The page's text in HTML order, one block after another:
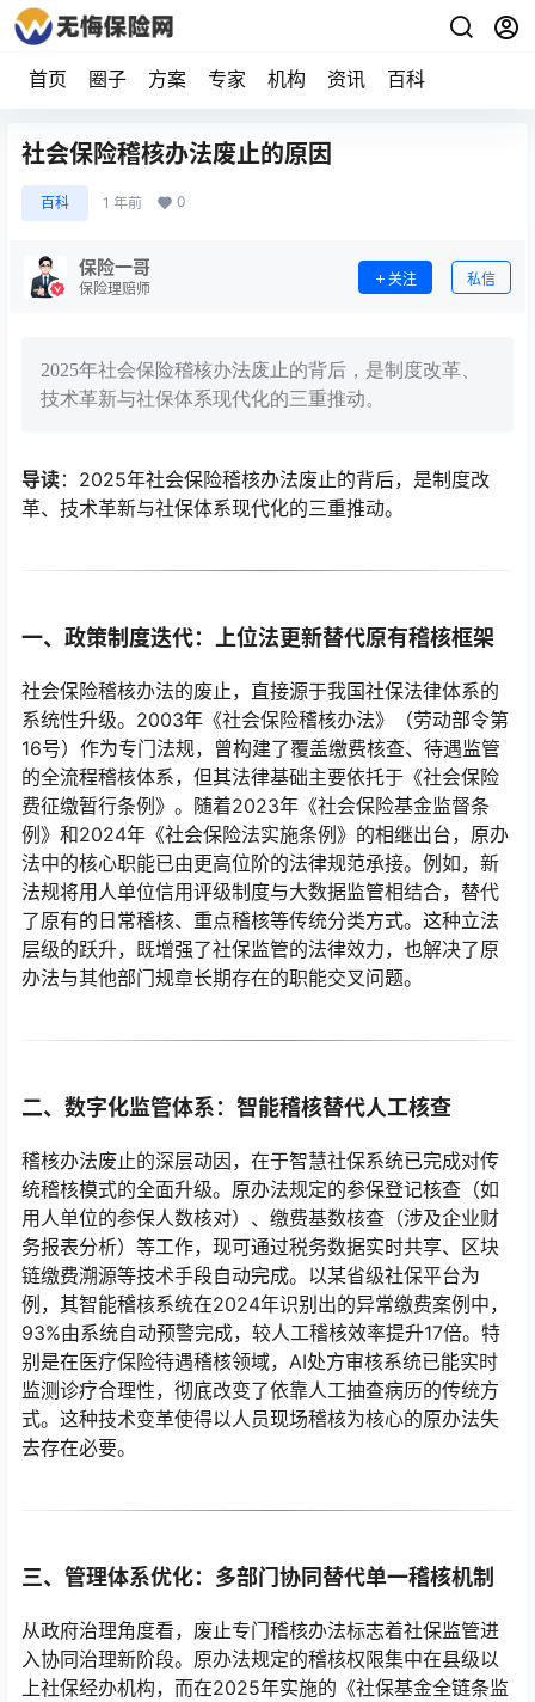
首页 圈子 方案 专家 机构 资讯 百科
社会保险稽核办法废止的原因
百科 1 年前 0
保险一哥
保险理赔师
关注 私信
2025年社会保险稽核办法废止的背后，是制度改革、
技术革新与社保体系现代化的三重推动。
导读：2025年社会保险稽核办法废止的背后，是制度改
革、技术革新与社保体系现代化的三重推动。
一、政策制度迭代：上位法更新替代原有稽核框架
社会保险稽核办法的废止，直接源于我国社保法律体系的
系统性升级。2003年《社会保险稽核办法》（劳动部令第
16号）作为专门法规，曾构建了覆盖缴费核查、待遇监管
的全流程稽核体系，但其法律基础主要依托于《社会保险
费征缴暂行条例》。随着2023年《社会保险基金监督条
例》和2024年《社会保险法实施条例》的相继出台，原办
法中的核心职能已由更高位阶的法律规范承接。例如，新
法规将用人单位信用评级制度与大数据监管相结合，替代
了原有的日常稽核、重点稽核等传统分类方式。这种立法
层级的跃升，既增强了社保监管的法律效力，也解决了原
办法与其他部门规章长期存在的职能交叉问题。
二、数字化监管体系：智能稽核替代人工核查
稽核办法废止的深层动因，在于智慧社保系统已完成对传
统稽核模式的全面升级。原办法规定的参保登记核查（如
用人单位的参保人数核对）、缴费基数核查（涉及企业财
务报表分析）等工作，现可通过税务数据实时共享、区块
链缴费溯源等技术手段自动完成。以某省级社保平台为
例，其智能稽核系统在2024年识别出的异常缴费案例中，
93%由系统自动预警完成，较人工稽核效率提升17倍。特
别是在医疗保险待遇稽核领域，AI处方审核系统已能实时
监测诊疗合理性，彻底改变了依靠人工抽查病历的传统方
式。这种技术变革使得以人员现场稽核为核心的原办法失
去存在必要。
三、管理体系优化：多部门协同替代单一稽核机制
从政府治理角度看，废止专门稽核办法标志着社保监管进
入协同治理新阶段。原办法规定的稽核权限集中在县级以
上社保经办机构，而在2025年实施的《社保基金全链条监